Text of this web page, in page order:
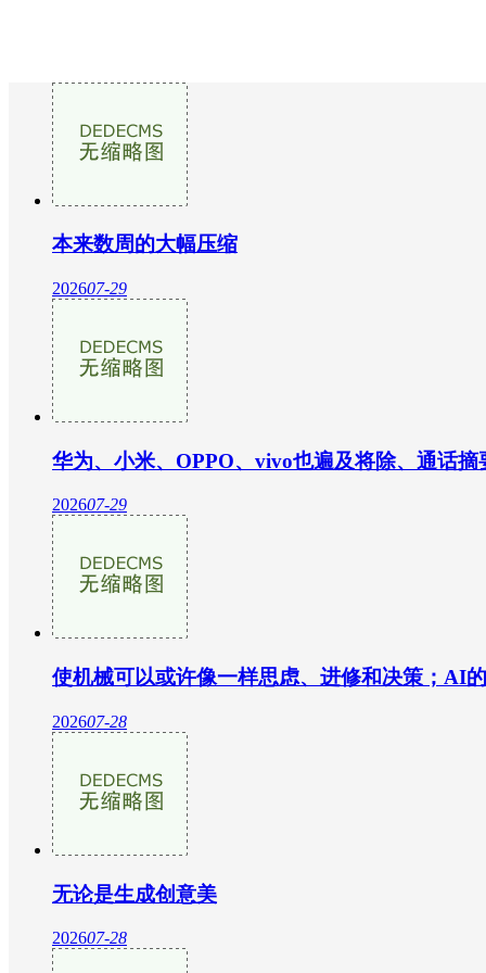
本来数周的大幅压缩
202607-29
华为、小米、OPPO、vivo也遍及将除、通话摘
202607-29
使机械可以或许像一样思虑、进修和决策；AI
202607-28
无论是生成创意美
202607-28